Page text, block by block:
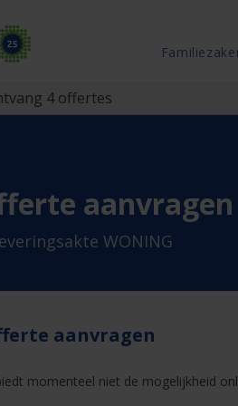
4 offertes
aanvragen
WONING
aanvragen
momenteel niet de mogelijkheid